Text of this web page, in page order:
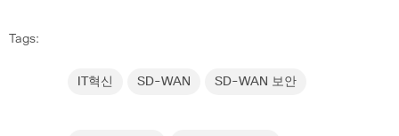
Tags:
IT혁신 SD-WAN SD-WAN 보안